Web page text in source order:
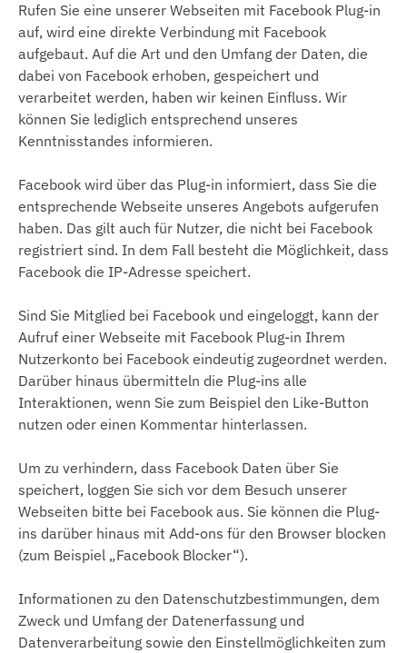
Rufen Sie eine unserer Webseiten mit Facebook Plug-in
auf, wird eine direkte Verbindung mit Facebook
aufgebaut. Auf die Art und den Umfang der Daten, die
dabei von Facebook erhoben, gespeichert und
verarbeitet werden, haben wir keinen Einfluss. Wir
können Sie lediglich entsprechend unseres
Kenntnisstandes informieren.
Facebook wird über das Plug-in informiert, dass Sie die
entsprechende Webseite unseres Angebots aufgerufen
haben. Das gilt auch für Nutzer, die nicht bei Facebook
registriert sind. In dem Fall besteht die Möglichkeit, dass
Facebook die IP-Adresse speichert.
Sind Sie Mitglied bei Facebook und eingeloggt, kann der
Aufruf einer Webseite mit Facebook Plug-in Ihrem
Nutzerkonto bei Facebook eindeutig zugeordnet werden.
Darüber hinaus übermitteln die Plug-ins alle
Interaktionen, wenn Sie zum Beispiel den Like-Button
nutzen oder einen Kommentar hinterlassen.
Um zu verhindern, dass Facebook Daten über Sie
speichert, loggen Sie sich vor dem Besuch unserer
Webseiten bitte bei Facebook aus. Sie können die Plug-
ins darüber hinaus mit Add-ons für den Browser blocken
(zum Beispiel „Facebook Blocker“).
Informationen zu den Datenschutzbestimmungen, dem
Zweck und Umfang der Datenerfassung und
Datenverarbeitung sowie den Einstellmöglichkeiten zum